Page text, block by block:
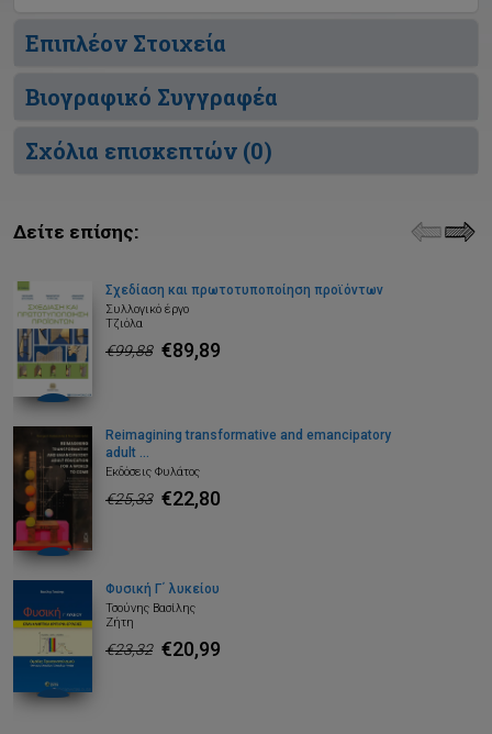
Επιπλέον Στοιχεία
Βιογραφικό Συγγραφέα
Σχόλια επισκεπτών (0)
Δείτε επίσης:
Σχεδίαση και πρωτοτυποποίηση προϊόντων
Συλλογικό έργο
Τζιόλα
€99,88 €89,89
Reimagining transformative and emancipatory
adult ...
Εκδόσεις Φυλάτος
€25,33 €22,80
Φυσική Γ΄ λυκείου
Τσούνης Βασίλης
Ζήτη
€23,32 €20,99